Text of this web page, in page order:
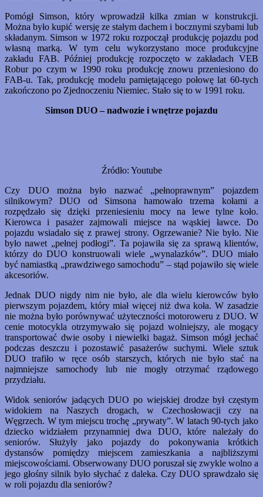
Pomógł Simson, który wprowadził kilka zmian w konstrukcji.
Można było kupić wersję ze stałym dachem i bocznymi szybami lub
składanym. Simson w 1972 roku rozpoczął produkcję pojazdu pod
własną marką. W tym celu wykorzystano moce produkcyjne
zakładu FAB. Później produkcję rozpoczęto w zakładach VEB
Robur po czym w 1990 roku produkcję znowu przeniesiono do
FAB-u. Tak, produkcję modelu pamiętającego połowę lat 60-tych
zakończono po Zjednoczeniu Niemiec. Stało się to w 1991 roku.
Simson DUO – nadwozie i wnętrze pojazdu
Źródło: Youtube
Czy DUO można było nazwać „pełnoprawnym” pojazdem
silnikowym? DUO od Simsona hamowało trzema kołami a
rozpędzało się dzięki przeniesieniu mocy na lewe tylne koło.
Kierowca i pasażer zajmowali miejsce na wąskiej ławce. Do
pojazdu wsiadało się z prawej strony. Ogrzewanie? Nie było. Nie
było nawet „pełnej podłogi”. Ta pojawiła się za sprawą klientów,
którzy do DUO konstruowali wiele „wynalazków”. DUO miało
być namiastką „prawdziwego samochodu” – stąd pojawiło się wiele
akcesoriów.
Jednak DUO nigdy nim nie było, ale dla wielu kierowców było
pierwszym pojazdem, który miał więcej niż dwa koła. W zasadzie
nie można było porównywać użyteczności motoroweru z DUO. W
cenie motocykla otrzymywało się pojazd wolniejszy, ale mogący
transportować dwie osoby i niewielki bagaż. Simson mógł jechać
podczas deszczu i pozostawić pasażerów suchymi. Wiele sztuk
DUO trafiło w ręce osób starszych, których nie było stać na
najmniejsze samochody lub nie mogły otrzymać rządowego
przydziału.
Widok seniorów jadących DUO po wiejskiej drodze był częstym
widokiem na Naszych drogach, w Czechosłowacji czy na
Węgrzech. W tym miejscu trochę „prywaty”. W latach 90-tych jako
dziecko widziałem przynamniej dwa DUO, które należały do
seniorów. Służyły jako pojazdy do pokonywania krótkich
dystansów pomiędzy miejscem zamieszkania a najbliższymi
miejscowościami. Obserwowany DUO poruszał się zwykle wolno a
jego głośny silnik było słychać z daleka. Czy DUO sprawdzało się
w roli pojazdu dla seniorów?